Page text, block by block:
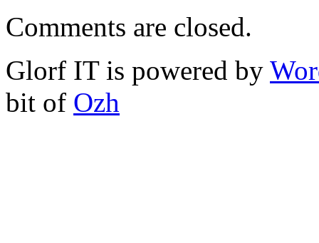
Comments are closed.
Glorf IT is powered by
bit of Ozh